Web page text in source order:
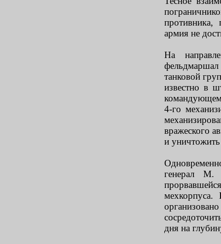
армия не
На
танковой
известно в
4-го
вражеского
и
генерал М.
дня на